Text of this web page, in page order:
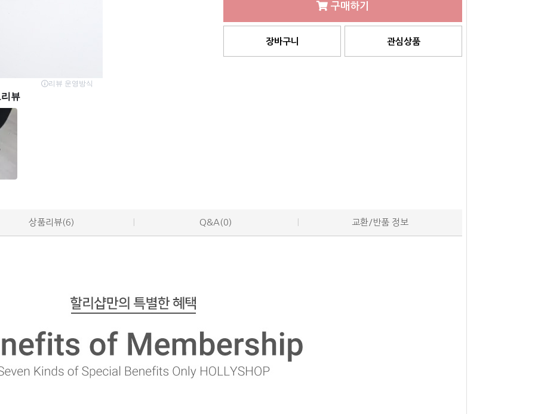
구매하기
장바구니 관심상품
상품리뷰(6) Q&A(0) 교환/반품 정보